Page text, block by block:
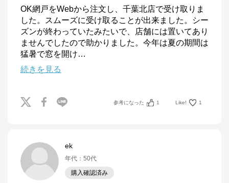
OK網戸をWebから注文し、千葉北店で受け取りま
した。スムーズに受け取ることが出来ました。シー
ズンが終わっていたみたいで、店舗には置いてあり
ませんでしたので助かりました。今年は夏の期間は
猛暑で窓を開け…
続きを見る
参考になった 1 Like! 1
ek
年代 ： 50代
購入確認済み